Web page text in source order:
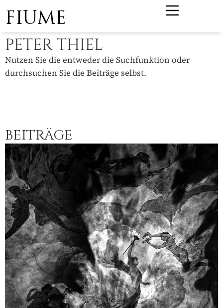
FIUME
PETER THIEL
Nutzen Sie die entweder die Suchfunktion oder
durchsuchen Sie die Beiträge selbst.
BEITRÄGE